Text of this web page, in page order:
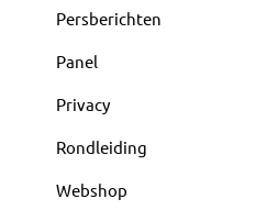
Persberichten
Panel
Privacy
Rondleiding
Webshop